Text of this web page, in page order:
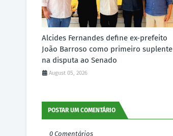
Alcides Fernandes define ex-prefeito
João Barroso como primeiro suplente
na disputa ao Senado
August 05, 2026
POSTAR UM COMENTÁRIO
0 Comentários